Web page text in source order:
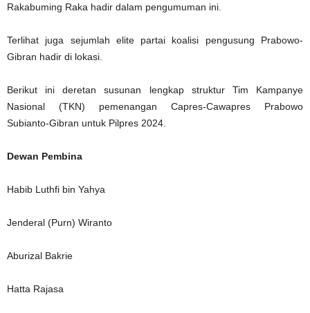
Rakabuming Raka hadir dalam pengumuman ini.
Terlihat juga sejumlah elite partai koalisi pengusung Prabowo-
Gibran hadir di lokasi.
Berikut ini deretan susunan lengkap struktur Tim Kampanye
Nasional (TKN) pemenangan Capres-Cawapres Prabowo
Subianto-Gibran untuk Pilpres 2024.
Dewan Pembina
Habib Luthfi bin Yahya
Jenderal (Purn) Wiranto
Aburizal Bakrie
Hatta Rajasa